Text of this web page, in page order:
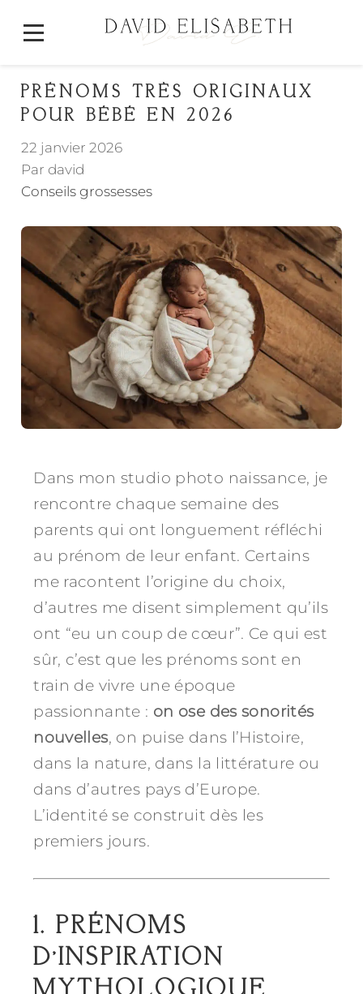
PRÉNOMS TRÈS ORIGINAUX
POUR BÉBÉ EN 2026
22 janvier 2026
Par david
Conseils grossesses
Dans mon studio photo naissance, je
rencontre chaque semaine des
parents qui ont longuement réfléchi
au prénom de leur enfant. Certains
me racontent l’origine du choix,
d’autres me disent simplement qu’ils
ont “eu un coup de cœur”. Ce qui est
sûr, c’est que les prénoms sont en
train de vivre une époque
passionnante : on ose des sonorités
nouvelles, on puise dans l’Histoire,
dans la nature, dans la littérature ou
dans d’autres pays d’Europe.
L’identité se construit dès les
premiers jours.
1. PRÉNOMS
D’INSPIRATION